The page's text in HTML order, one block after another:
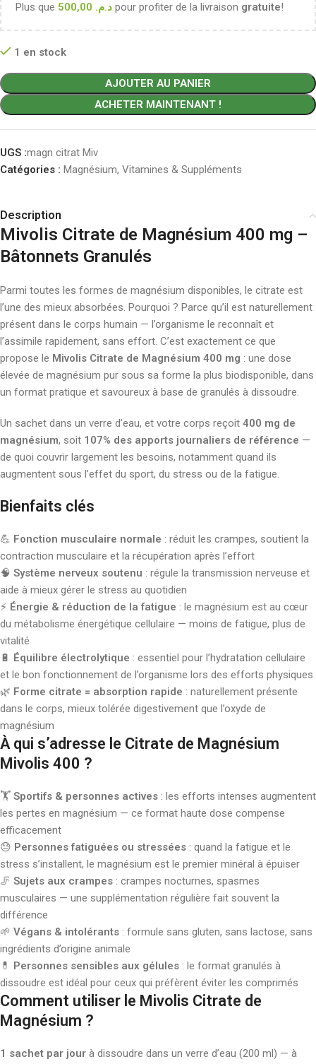
Plus que د.م. pour profiter de la livraison gratuite!
1 en stock
AJOUTER AU PANIER
ACHETER MAINTENANT !
UGS :magn citrat Miv
Catégories : Magnésium, Vitamines & Suppléments
Description
Mivolis Citrate de Magnésium 400 mg –
Bâtonnets Granulés
Parmi toutes les formes de magnésium disponibles, le citrate est
l’une des mieux absorbées. Pourquoi ? Parce qu’il est naturellement
présent dans le corps humain — l’organisme le reconnaît et
l’assimile rapidement, sans effort. C’est exactement ce que
propose le Mivolis Citrate de Magnésium 400 mg : une dose
élevée de magnésium pur sous sa forme la plus biodisponible, dans
un format pratique et savoureux à base de granulés à dissoudre.
Un sachet dans un verre d’eau, et votre corps reçoit 400 mg de
magnésium, soit 107% des apports journaliers de référence —
de quoi couvrir largement les besoins, notamment quand ils
augmentent sous l’effet du sport, du stress ou de la fatigue.
Bienfaits clés
💪 Fonction musculaire normale : réduit les crampes, soutient la
contraction musculaire et la récupération après l’effort
🧠 Système nerveux soutenu : régule la transmission nerveuse et
aide à mieux gérer le stress au quotidien
⚡ Énergie & réduction de la fatigue : le magnésium est au cœur
du métabolisme énergétique cellulaire — moins de fatigue, plus de
vitalité
🔋
Équilibre électrolytique : essentiel pour l’hydratation cellulaire
et le bon fonctionnement de l’organisme lors des efforts physiques
🌿 Forme citrate = absorption rapide : naturellement présente
dans le corps, mieux tolérée digestivement que l’oxyde de
magnésium
À qui s’adresse le Citrate de Magnésium
Mivolis 400 ?
🏋️ Sportifs & personnes actives : les efforts intenses augmentent
les pertes en magnésium — ce format haute dose compense
efficacement
😓 Personnes fatiguées ou stressées : quand la fatigue et le
stress s’installent, le magnésium est le premier minéral à épuiser
🦵 Sujets aux crampes : crampes nocturnes, spasmes
musculaires — une supplémentation régulière fait souvent la
différence
🌱 Végans & intolérants : formule sans gluten, sans lactose, sans
ingrédients d’origine animale
💊
Personnes sensibles aux gélules : le format granulés à
dissoudre est idéal pour ceux qui préfèrent éviter les comprimés
Comment utiliser le Mivolis Citrate de
Magnésium ?
1 sachet par jour à dissoudre dans un verre d’eau (200 ml) — à